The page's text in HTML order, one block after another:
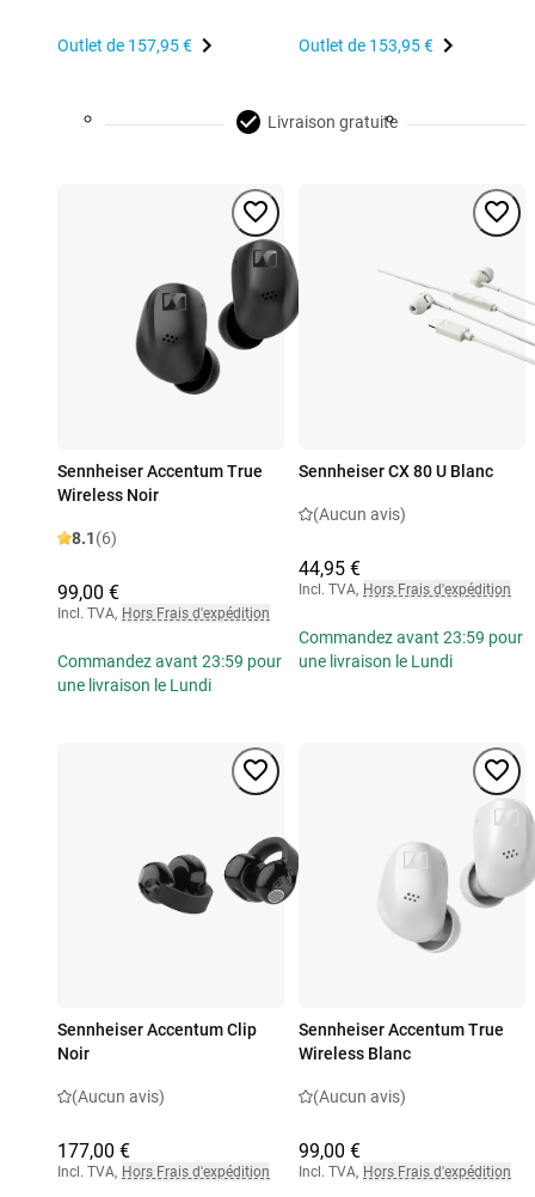
Outlet de 157,95 € Outlet de 153,95 €
Livraison gratuite
Sennheiser Accentum True
Wireless Noir
8.1(6)
99,00 €
Incl. TVA, Hors Frais d'expédition
Commandez avant 23:59 pour
une livraison le Lundi
Sennheiser CX 80 U Blanc
(Aucun avis)
44,95 €
Incl. TVA, Hors Frais d'expédition
Commandez avant 23:59 pour
une livraison le Lundi
Sennheiser Accentum Clip
Noir
(Aucun avis)
177,00 €
Incl. TVA, Hors Frais d'expédition
Sennheiser Accentum True
Wireless Blanc
(Aucun avis)
99,00 €
Incl. TVA, Hors Frais d'expédition